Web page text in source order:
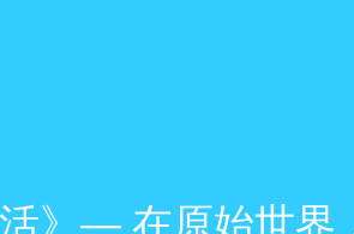
》— 在原始世界